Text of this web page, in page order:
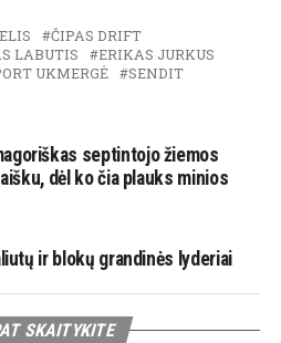
ČIPAS DRIFT
LABUTIS
ERIKAS JURKUS
UKMERGĖ
SENDIT
septintojo žiemos
dėl ko čia plauks minios
ir blokų grandinės lyderiai
SKAITYKITE